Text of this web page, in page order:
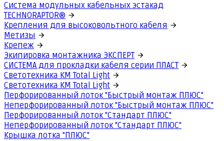
Система модульных кабельных эстакад
TECHNORAPTOR®
Крепления для высоковольтного кабеля
Метизы
Крепеж
Экипировка монтажника ЭКСПЕРТ
СИСТЕМА для прокладки кабеля серии ПЛАСТ
Светотехника КМ Total Light
Светотехника КМ Total Light
Перфорированный лоток "Быстрый монтаж ПЛЮС"
Неперфорированный лоток "Быстрый монтаж ПЛЮС"
Перфорированный лоток "Стандарт ПЛЮС"
Неперфорированный лоток "Стандарт ПЛЮС"
Крышка лотка "ПЛЮС"